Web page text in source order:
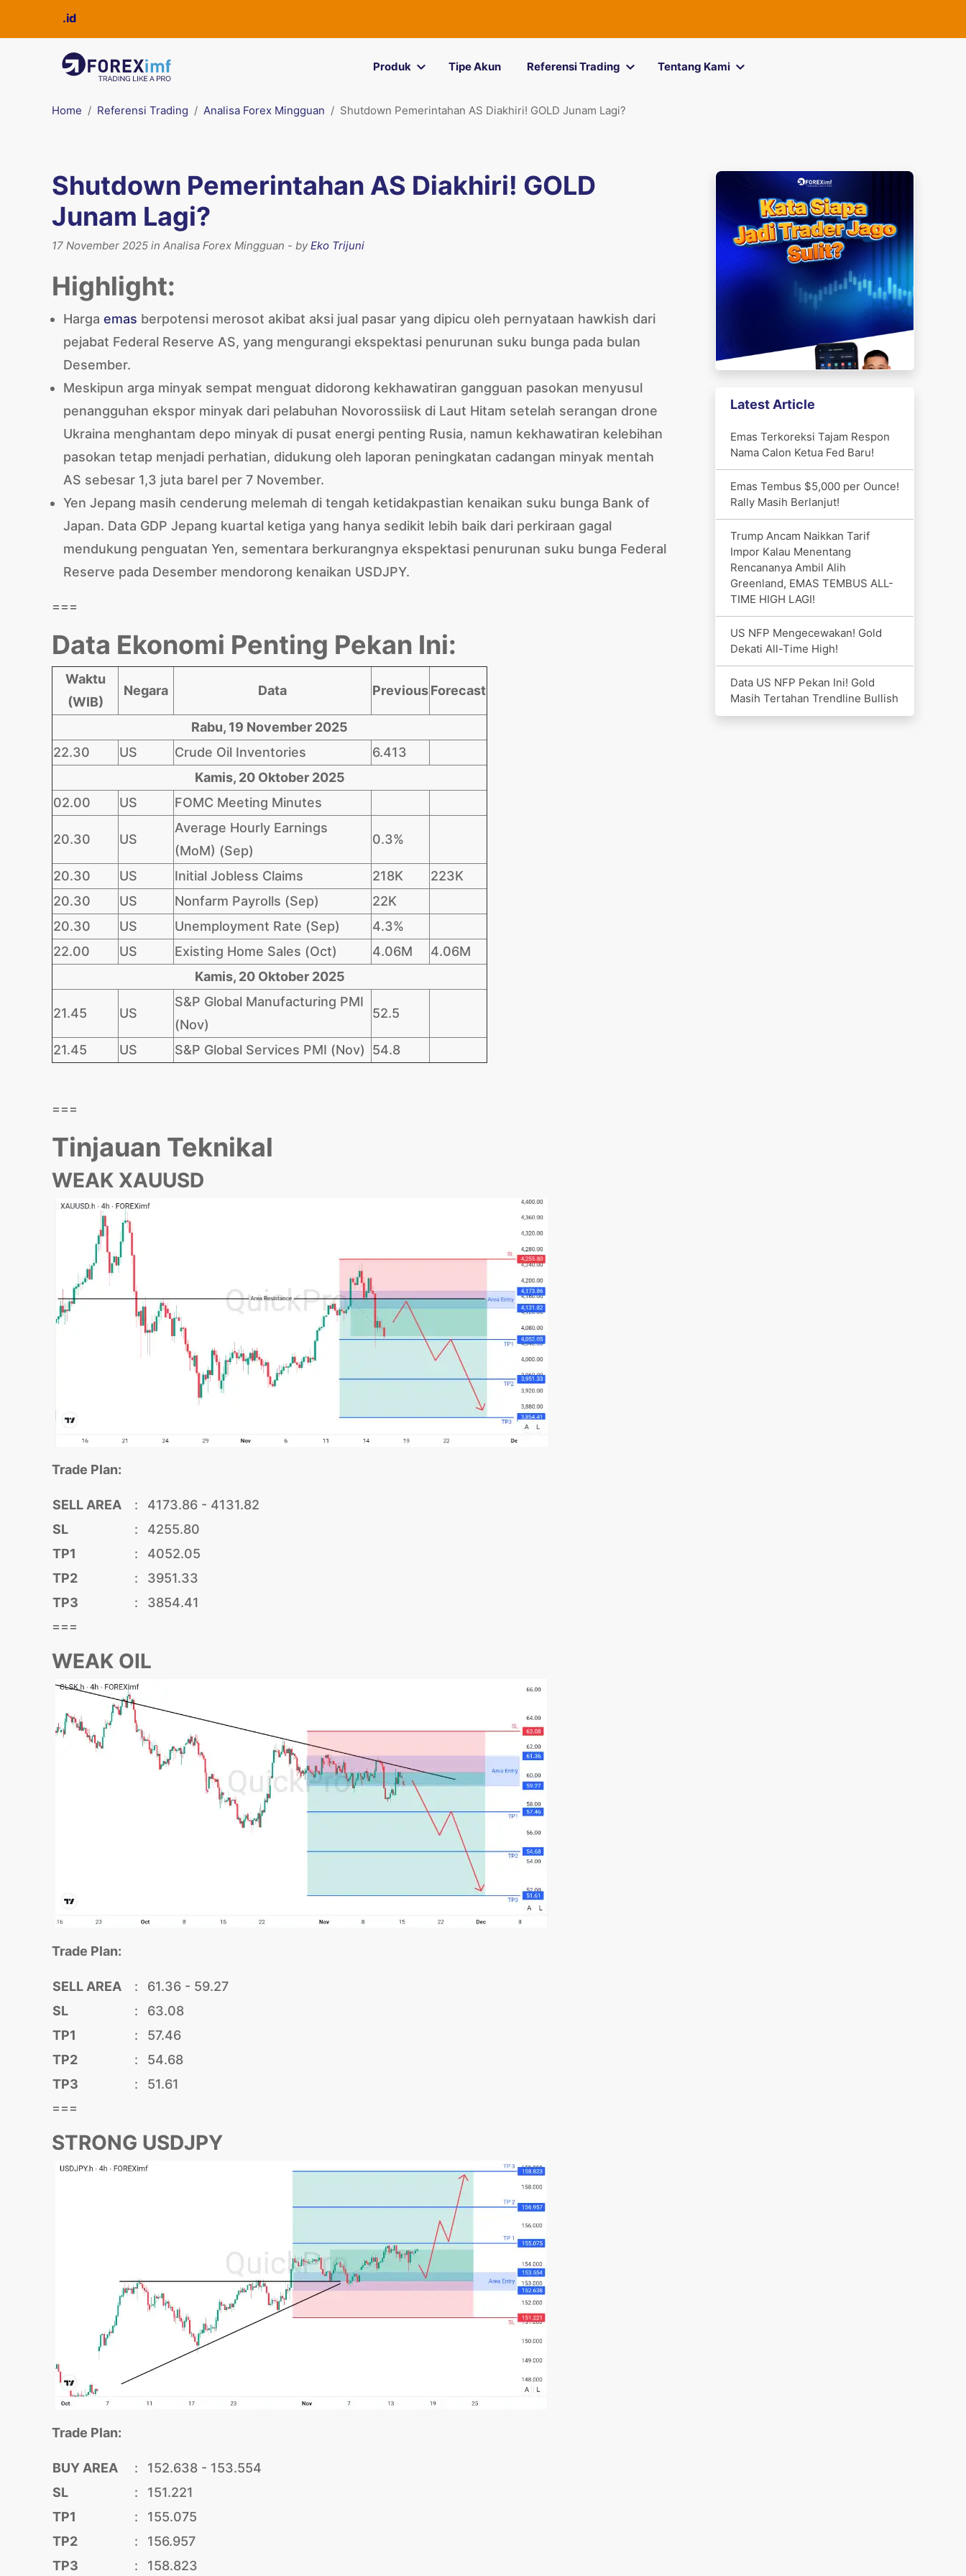
Produk Tipe Akun Referensi Trading Tentang Kami
Home Referensi Trading Analisa Forex Mingguan Shutdown Pemerintahan AS Diakhiri! GOLD Junam Lagi?
Shutdown Pemerintahan AS Diakhiri! GOLD
Junam Lagi?
17 November 2025 in Analisa Forex Mingguan - byEko Trijuni
Highlight:
Harga emas berpotensi merosot akibat aksi jual pasar yang dipicu oleh pernyataan hawkish dari
pejabat Federal Reserve AS, yang mengurangi ekspektasi penurunan suku bunga pada bulan
Desember.
Meskipun arga minyak sempat menguat didorong kekhawatiran gangguan pasokan menyusul
penangguhan ekspor minyak dari pelabuhan Novorossiisk di Laut Hitam setelah serangan drone
Ukraina menghantam depo minyak di pusat energi penting Rusia, namun kekhawatiran kelebihan
pasokan tetap menjadi perhatian, didukung oleh laporan peningkatan cadangan minyak mentah
AS sebesar 1,3 juta barel per 7 November.
Yen Jepang masih cenderung melemah di tengah ketidakpastian kenaikan suku bunga Bank of
Japan. Data GDP Jepang kuartal ketiga yang hanya sedikit lebih baik dari perkiraan gagal
mendukung penguatan Yen, sementara berkurangnya ekspektasi penurunan suku bunga Federal
Reserve pada Desember mendorong kenaikan USDJPY.
===
Data Ekonomi Penting Pekan Ini:
Waktu
(WIB)
Negara Data PreviousForecast
Rabu, 19 November 2025
22.30
US Crude Oil Inventories
6.413
Kamis, 20 Oktober 2025
02.00
US FOMC Meeting Minutes
20.30 US
Average Hourly Earnings
(MoM) (Sep)
0.3%
20.30 US Initial Jobless Claims 218K
223K
20.30
US Nonfarm Payrolls (Sep)
22K
20.30
US Unemployment Rate (Sep)
4.3%
22.00
US Existing Home Sales (Oct) 4.06M
4.06M
Kamis, 20 Oktober 2025
21.45 US
S&P Global Manufacturing PMI
(Nov)
52.5
21.45 US S&P Global Services PMI (Nov) 54.8
===
Tinjauan Teknikal
WEAK XAUUSD
Trade Plan:
SELL AREA :
4173.86 - 4131.82
SL
:
4255.80
TP1
:
4052.05
TP2
:
3951.33
TP3
:
3854.41
===
WEAK OIL
Trade Plan:
SELL AREA :
61.36 - 59.27
SL
:
63.08
TP1
:
57.46
TP2
:
54.68
TP3
:
51.61
===
STRONG USDJPY
Trade Plan:
BUY AREA :
152.638 - 153.554
SL
:
151.221
TP1
:
155.075
TP2
:
156.957
TP3
: 158.823
Latest Article
Emas Terkoreksi Tajam Respon
Nama Calon Ketua Fed Baru!
Emas Tembus $5,000 per Ounce!
Rally Masih Berlanjut!
Trump Ancam Naikkan Tarif
Impor Kalau Menentang
Rencananya Ambil Alih
Greenland, EMAS TEMBUS ALL-
TIME HIGH LAGI!
US NFP Mengecewakan! Gold
Dekati All-Time High!
Data US NFP Pekan Ini! Gold
Masih Tertahan Trendline Bullish